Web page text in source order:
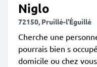
Niglo
72150, Pruillé-l'Éguillé
Cherche une
pourrais bien s
domicile ou chez